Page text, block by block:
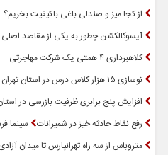
از کجا میز و صندلی باغی باکیفیت بخریم؟
آیسوکالکشن چطور به یکی از مقاصد اصلی
کلاهبرداری ۴ همتی یک شرکت مهاجرتی
نوسازی ۱۵ هزار کلاس درس در استان تهران
افزایش پنج برابری ظرفیت بازرسی در
رفع نقاط حادثه خیز در شمیرانات
سینما
متروباس از سه راه تهرانپارس تا میدان